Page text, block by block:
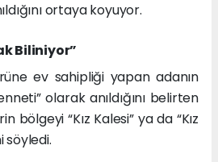
ortaya koyuyor.
Biliniyor”
ev sahipliği yapan adanın
olarak anıldığını belirten
bölgeyi “Kız Kalesi” ya da “Kız
söyledi.